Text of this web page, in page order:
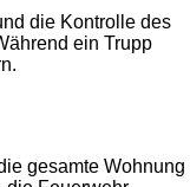
die Kontrolle des
ein Trupp
gesamte Wohnung